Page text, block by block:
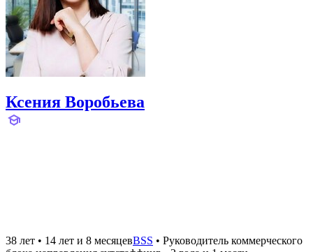
Ксения Воробьева
38 лет • 14 лет и 8 месяцевBSS • Руководитель коммерческого